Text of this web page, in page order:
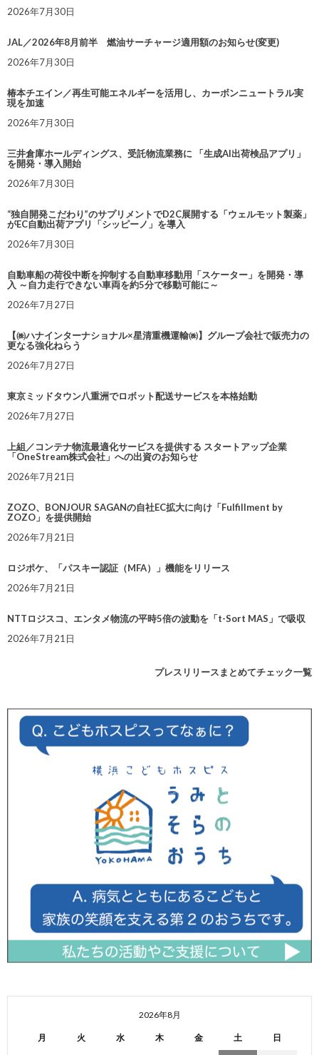
2026年7月30日
JAL／2026年8月前半 燃油サーチャージ適用額のお知らせ(変更)
2026年7月30日
椿本チエイン／再生可能エネルギーを活用し、カーボンニュートラル実
現を加速
2026年7月30日
三井倉庫ホールディングス、受託物流業務に 「生成AI出荷検品アプリ」
を開発・導入開始
2026年7月30日
“独自開発こだわり”のサプリメントでD2C展開する「ウェルモット製薬」
がEC自動出荷アプリ「シッピーノ」を導入
2026年7月30日
自動車船の荷役中断を抑制する自動車移動用「スケーター」を開発・導
入 ～自力走行できない車両を約5分で移動可能に～
2026年7月27日
【㈱ハナインターナショナル×星清重機運輸㈱】グループ会社で販売力の
更なる強化ねらう
2026年7月27日
東京ミッドタウン八重洲でロボット配送サービスを本格始動
2026年7月27日
上組／コンテナ物流最適化サービスを提供する スタートアップ企業
「OneStream株式会社」への出資のお知らせ
2026年7月21日
ZOZO、BONJOUR SAGANの自社EC拡大に向け「Fulfillment by
ZOZO」を提供開始
2026年7月21日
ロジポケ、「パスキー認証（MFA）」機能をリリース
2026年7月21日
NTTロジスコ、エンタメ物流の平時5倍の波動を「t-Sort MAS」で吸収
2026年7月21日
プレスリリースまとめてチェック一覧
2026年8月
月 火 水 木 金 土 日